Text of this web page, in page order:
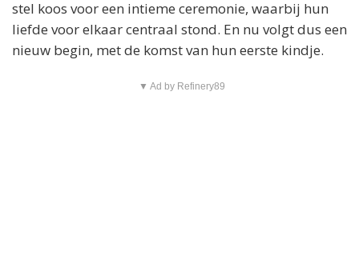
stel koos voor een intieme ceremonie, waarbij hun
liefde voor elkaar centraal stond. En nu volgt dus een
nieuw begin, met de komst van hun eerste kindje.
▼ Ad by Refinery89